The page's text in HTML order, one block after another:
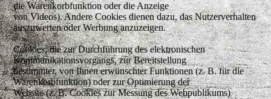
die Warenkorbfunktion oder die Anzeige
von Videos). Andere Cookies dienen dazu, das Nutzerverhalten
auszuwerten oder Werbung anzuzeigen.
Cookies, die zur Durchführung des elektronischen
Kommunikationsvorgangs, zur Bereitstellung
bestimmter, von Ihnen erwünschter Funktionen (z. B. für die
Warenkorbfunktion) oder zur Optimierung der
Website (z. B. Cookies zur Messung des Webpublikums)